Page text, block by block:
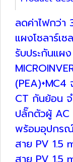
ลดค่าไฟกว่
แผงโซลาร์เ
รับประกันแผ
(PEA)+MC4
CT กันย้อน
ปลั๊กตัวผู้ AC
พร้อมอุปกร
สาย PV 1.5
สาย PV 1.5